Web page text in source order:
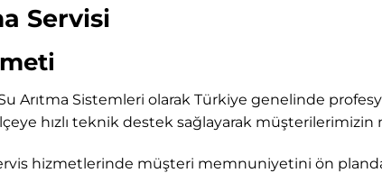
Servisi
Arıtma Sistemleri olarak Türkiye genelinde
hızlı teknik destek sağlayarak
hizmetlerinde müşteri memnuniyetini ön